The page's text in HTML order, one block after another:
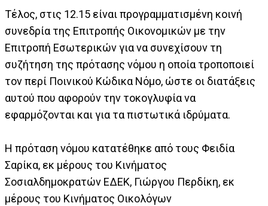
Τέλος, στις 12.15 είναι προγραμματισμένη κοινή
συνεδρία της Επιτροπής Οικονομικών με την
Επιτροπή Εσωτερικών για να συνεχίσουν τη
συζήτηση της πρότασης νόμου η οποία τροποποιεί
τον περί Ποινικού Κώδικα Νόμο, ώστε οι διατάξεις
αυτού που αφορούν την τοκογλυφία να
εφαρμόζονται και για τα πιστωτικά ιδρύματα.
Η πρόταση νόμου κατατέθηκε από τους Φειδία
Σαρίκα, εκ μέρους του Κινήματος
Σοσιαλδημοκρατών ΕΔΕΚ, Γιώργου Περδίκη, εκ
μέρους του Κινήματος Οικολόγων